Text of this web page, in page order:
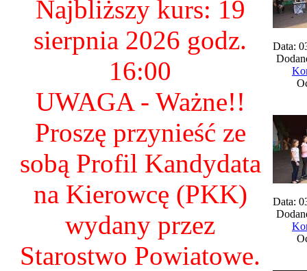
Najbliższy kurs: 19
sierpnia 2026 godz.
16:00
UWAGA - Ważne!!
Proszę przynieść ze
sobą Profil Kandydata
na Kierowcę (PKK)
wydany przez
Starostwo Powiatowe.
Data:
Data: